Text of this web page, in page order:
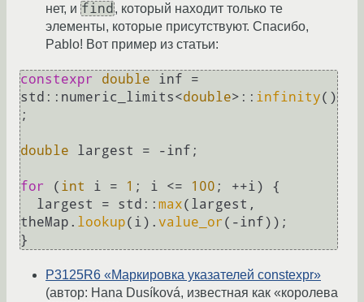
нет, и find , который находит только те
элементы, которые присутствуют. Спасибо,
Pablo! Вот пример из статьи:
constexpr double inf =
std::numeric_limits<double>:: infinity()
;
double largest = -inf;
for ( int i = 1 ; i <= 100 ; ++i) {
  largest = std::
max(largest,
theMap. lookup(i). value_or(-inf));
P3125R6 «Маркировка указателей constexpr»
(автор: Hana Dusíková, известная как «королева